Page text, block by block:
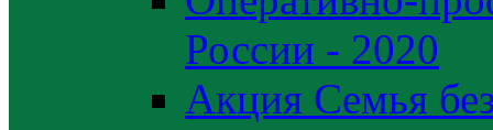
России - 2020
Акция Семья